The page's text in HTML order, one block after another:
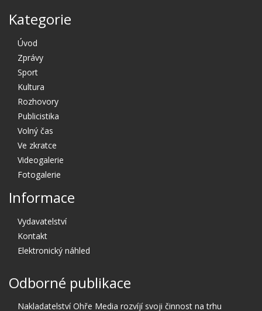
Kategorie
Úvod
Zprávy
Sport
Kultura
Rozhovory
Publicistika
Volný čas
Ve zkratce
Videogalerie
Fotogalerie
Informace
Vydavatelství
Kontakt
Elektronický náhled
Odborné publikace
Nakladatelství Ohře Media rozvíjí svoji činnost na trhu